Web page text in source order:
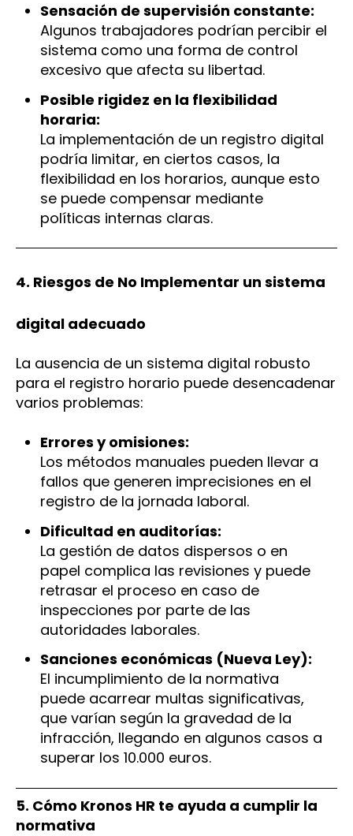
Sensación de supervisión constante:
Algunos trabajadores podrían percibir el
sistema como una forma de control
excesivo que afecta su libertad.
Posible rigidez en la flexibilidad
horaria:
La implementación de un registro digital
podría limitar, en ciertos casos, la
flexibilidad en los horarios, aunque esto
se puede compensar mediante
políticas internas claras.
4. Riesgos de No Implementar un sistema
digital adecuado
La ausencia de un sistema digital robusto
para el registro horario puede desencadenar
varios problemas:
Errores y omisiones:
Los métodos manuales pueden llevar a
fallos que generen imprecisiones en el
registro de la jornada laboral.
Dificultad en auditorías:
La gestión de datos dispersos o en
papel complica las revisiones y puede
retrasar el proceso en caso de
inspecciones por parte de las
autoridades laborales.
Sanciones económicas (Nueva Ley):
El incumplimiento de la normativa
puede acarrear multas significativas,
que varían según la gravedad de la
infracción, llegando en algunos casos a
superar los 10.000 euros.
5. Cómo Kronos HR te ayuda a cumplir la
normativa